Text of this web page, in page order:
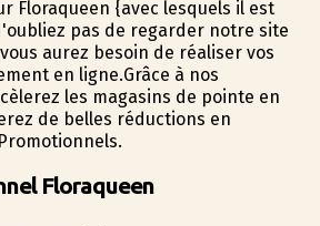
Floraqueen {avec lesquels il est
pas de regarder notre site
aurez besoin de réaliser vos
en ligne.Grâce à nos
les magasins de pointe en
de belles réductions en
Floraqueen